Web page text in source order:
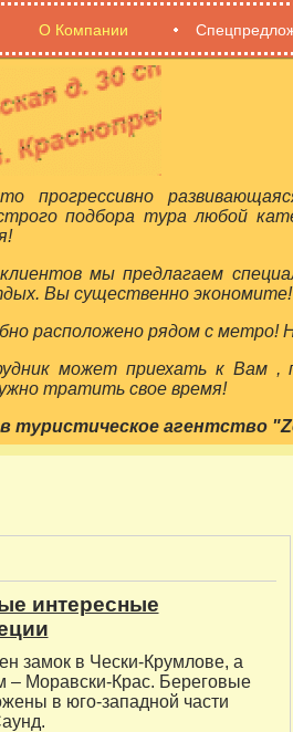
О Компании
прогрессивно
подбора тура любой
мы предлагаем
Вы существенно экономите!
расположено рядом с метро!
может приехать к Вам
тратить свое время!
туристическое агентство
интересные
замок в Чески-Крумлове, а
– Моравски-Крас. Береговые
в юго-западной части